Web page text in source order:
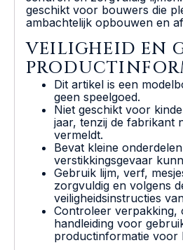
geschikt voor bouwers die
ambachtelijk opbouwen en
VEILIGHEID EN
Dit artikel is een
geen speelgoed.
Niet geschikt voor
jaar, tenzij de fabrikant
vermeldt.
Bevat kleine
verstikkingsgevaar
Gebruik lijm, verf,
zorgvuldig en volgens
veiligheidsinstructies
Controleer verpakking,
handleiding voor
productinformatie voor